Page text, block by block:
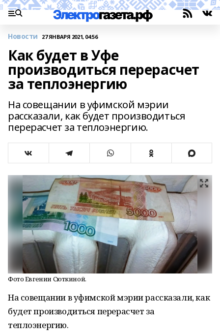
Новости 27 ЯНВАРЯ 2021, 04:56
Как будет в Уфе
производиться перерасчет
за теплоэнергию
На совещании в уфимской мэрии
рассказали, как будет производиться
перерасчет за теплоэнергию.
Фото Евгении Сюткиной.
На совещании в уфимской мэрии рассказали, как
будет производиться перерасчет за
теплоэнергию.